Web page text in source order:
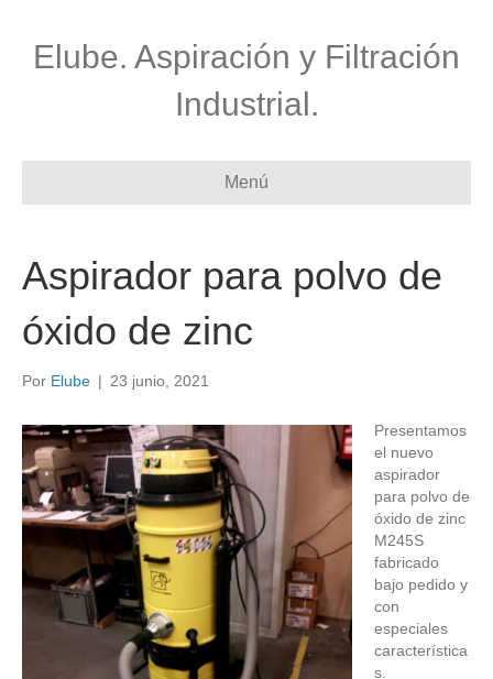
Elube. Aspiración y Filtración
Industrial.
Menú
Aspirador para polvo de
óxido de zinc
Por Elube | 23 junio, 2021
Presentamos
el nuevo
aspirador
para polvo de
óxido de zinc
M245S
fabricado
bajo pedido y
con
especiales
característica
s.